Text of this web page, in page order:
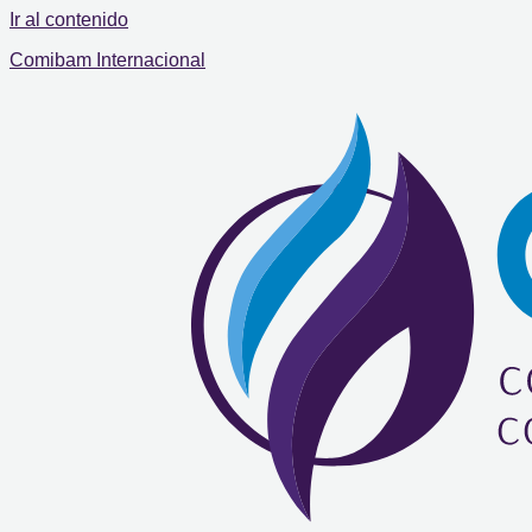
Ir al contenido
Comibam Internacional